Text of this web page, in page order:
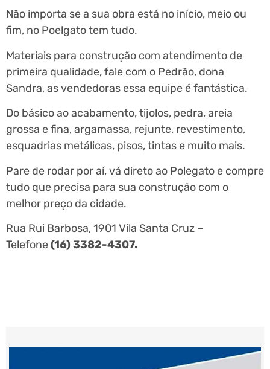
Não importa se a sua obra está no início, meio ou
fim, no Poelgato tem tudo.
Materiais para construção com atendimento de
primeira qualidade, fale com o Pedrão, dona
Sandra, as vendedoras essa equipe é fantástica.
Do básico ao acabamento, tijolos, pedra, areia
grossa e fina, argamassa, rejunte, revestimento,
esquadrias metálicas, pisos, tintas e muito mais.
Pare de rodar por aí, vá direto ao Polegato e compre
tudo que precisa para sua construção com o
melhor preço da cidade.
Rua Rui Barbosa, 1901 Vila Santa Cruz –
Telefone(16) 3382-4307.